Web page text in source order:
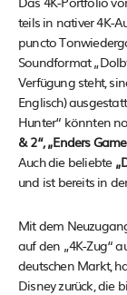
teils in nativer 4K-
puncto
Soundformat
Verfügung steht,
Englisch)
Hunter“ könnten
& 2“, „Enders
Auch die beliebte
und ist bereits in
Mit dem
auf den „4K-Zug“
deutschen Markt,
Disney zurück, die